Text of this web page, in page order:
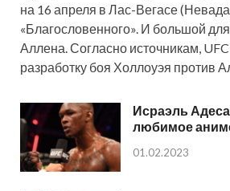
на 16 апреля в Лас-Вегасе
«Благословенного». И большой
Аллена. Согласно источникам,
разработку боя Холлоуэя против
Исраэль
любимое
01.02.2023